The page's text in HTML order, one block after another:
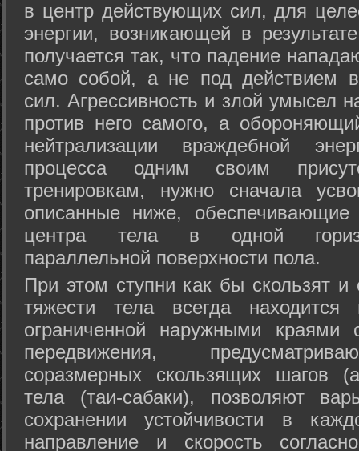
в центр действующих сил, для
энергии, возникающей в
получается так, что падение
само собой, а не под действием
сил. Агрессивность и злой умысел
против него самого, а
нейтрализации враждебной
процесса одним своим
тренировкам, нужно сначала
описанные ниже, обеспечивающие
центра тела в одной
параллельной поверхности пола.
При этом ступни как бы скользят
тяжести тела всегда
ограниченной наружными краями
передвижения,
соразмерных скользящих шагов
тела (таи-сабаки), позволяют
сохранении устойчивости в
направление и скорость